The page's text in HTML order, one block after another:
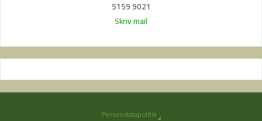
5159 9021
Skriv mail
Persondatapolitik